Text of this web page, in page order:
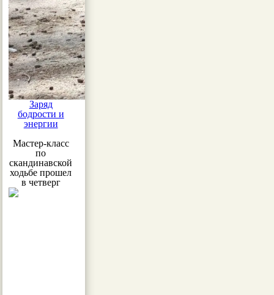
Заряд
бодрости и
энергии
Мастер-класс
по
скандинавской
ходьбе прошел
в четверг